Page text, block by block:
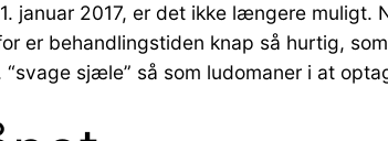
januar 2017, er det ikke længere
er behandlingstiden knap så hurtig,
sjæle” så som ludomaner i at